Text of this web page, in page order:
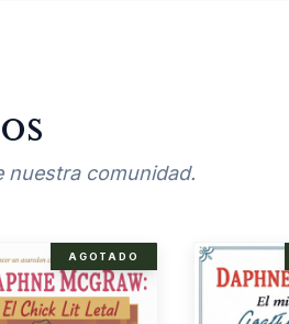
nuestra comunidad.
AGOTADO